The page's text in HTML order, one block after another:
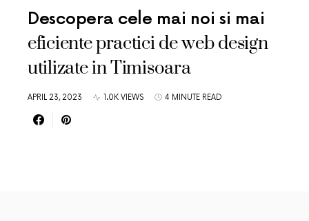
Descopera cele mai noi si mai
eficiente practici de web design
utilizate in Timisoara
APRIL 23, 2023 1.0K VIEWS 4 MINUTE READ